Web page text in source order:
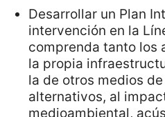
Desarrollar un Plan
intervención en la
comprenda tanto los
la propia
la de otros medios
alternativos, al
medioambiental,